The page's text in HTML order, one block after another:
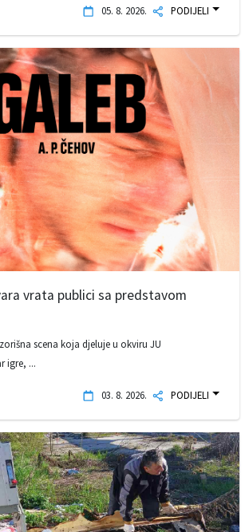
05. 8. 2026. PODIJELI
vrata publici sa predstavom
scena koja djeluje u okviru JU
igre, ...
03. 8. 2026. PODIJELI